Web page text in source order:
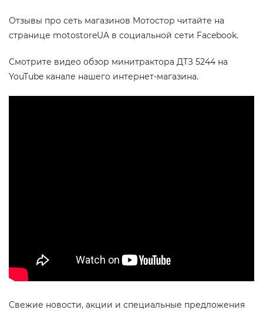
Отзывы про сеть магазинов Мотостор читайте на
странице motostoreUA в социальной сети Facebook.
Смотрите видео обзор минитрактора ДТЗ 5244 на
YouTube канале нашего интернет-магазина.
Свежие новости, акции и специальные предложения